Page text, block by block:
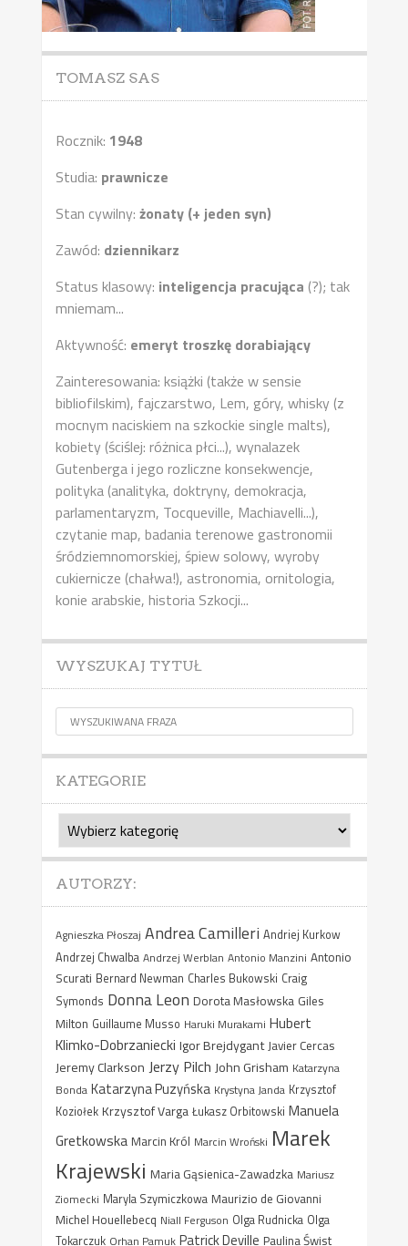
TOMASZ SAS
Rocznik: 1948
Studia: prawnicze
Stan cywilny: żonaty (+ jeden syn)
Zawód: dziennikarz
Status klasowy: inteligencja pracująca (?); tak
mniemam...
Aktywność: emeryt troszkę dorabiający
Zainteresowania: książki (także w sensie
bibliofilskim), fajczarstwo, Lem, góry, whisky (z
mocnym naciskiem na szkockie single malts),
kobiety (ściślej: różnica płci...), wynalazek
Gutenberga i jego rozliczne konsekwencje,
polityka (analityka, doktryny, demokracja,
parlamentaryzm, Tocqueville, Machiavelli...),
czytanie map, badania terenowe gastronomii
śródziemnomorskiej, śpiew solowy, wyroby
cukiernicze (chałwa!), astronomia, ornitologia,
konie arabskie, historia Szkocji...
WYSZUKAJ TYTUŁ
KATEGORIE
Kategorie
AUTORZY:
Agnieszka Płoszaj Andrea Camilleri Andriej Kurkow
Andrzej Chwalba Andrzej Werblan Antonio Manzini Antonio
Scurati Bernard Newman Charles Bukowski Craig
Symonds Donna Leon Dorota Masłowska Giles
Milton Guillaume Musso Haruki Murakami Hubert
Klimko-Dobrzaniecki Igor Brejdygant Javier Cercas
Jeremy Clarkson Jerzy Pilch John Grisham Katarzyna
Bonda Katarzyna Puzyńska Krystyna Janda Krzysztof
Koziołek Krzysztof Varga Łukasz Orbitowski Manuela
Gretkowska Marcin Król Marcin Wroński Marek
Krajewski Maria Gąsienica-Zawadzka Mariusz
Ziomecki Maryla Szymiczkowa Maurizio de Giovanni
Michel Houellebecq Niall Ferguson Olga Rudnicka Olga
Tokarczuk Orhan Pamuk Patrick Deville Paulina Świst